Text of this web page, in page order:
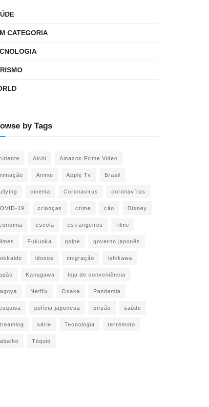
CATEGORIA
by Tags
Aichi Amazon Prime Video
Anime Apple Tv Brasil
cinema Coronavirus coronavírus
19 crianças crime cão Disney
escola estrangeiros filme
Fukuoka golpe governo japonês
idosos imigração Ishikawa
Kanagawa loja de conveniência
Netflix Osaka Pandemia
polícia japonesa prisão saúde
série Tecnologia terremoto
Tóquio